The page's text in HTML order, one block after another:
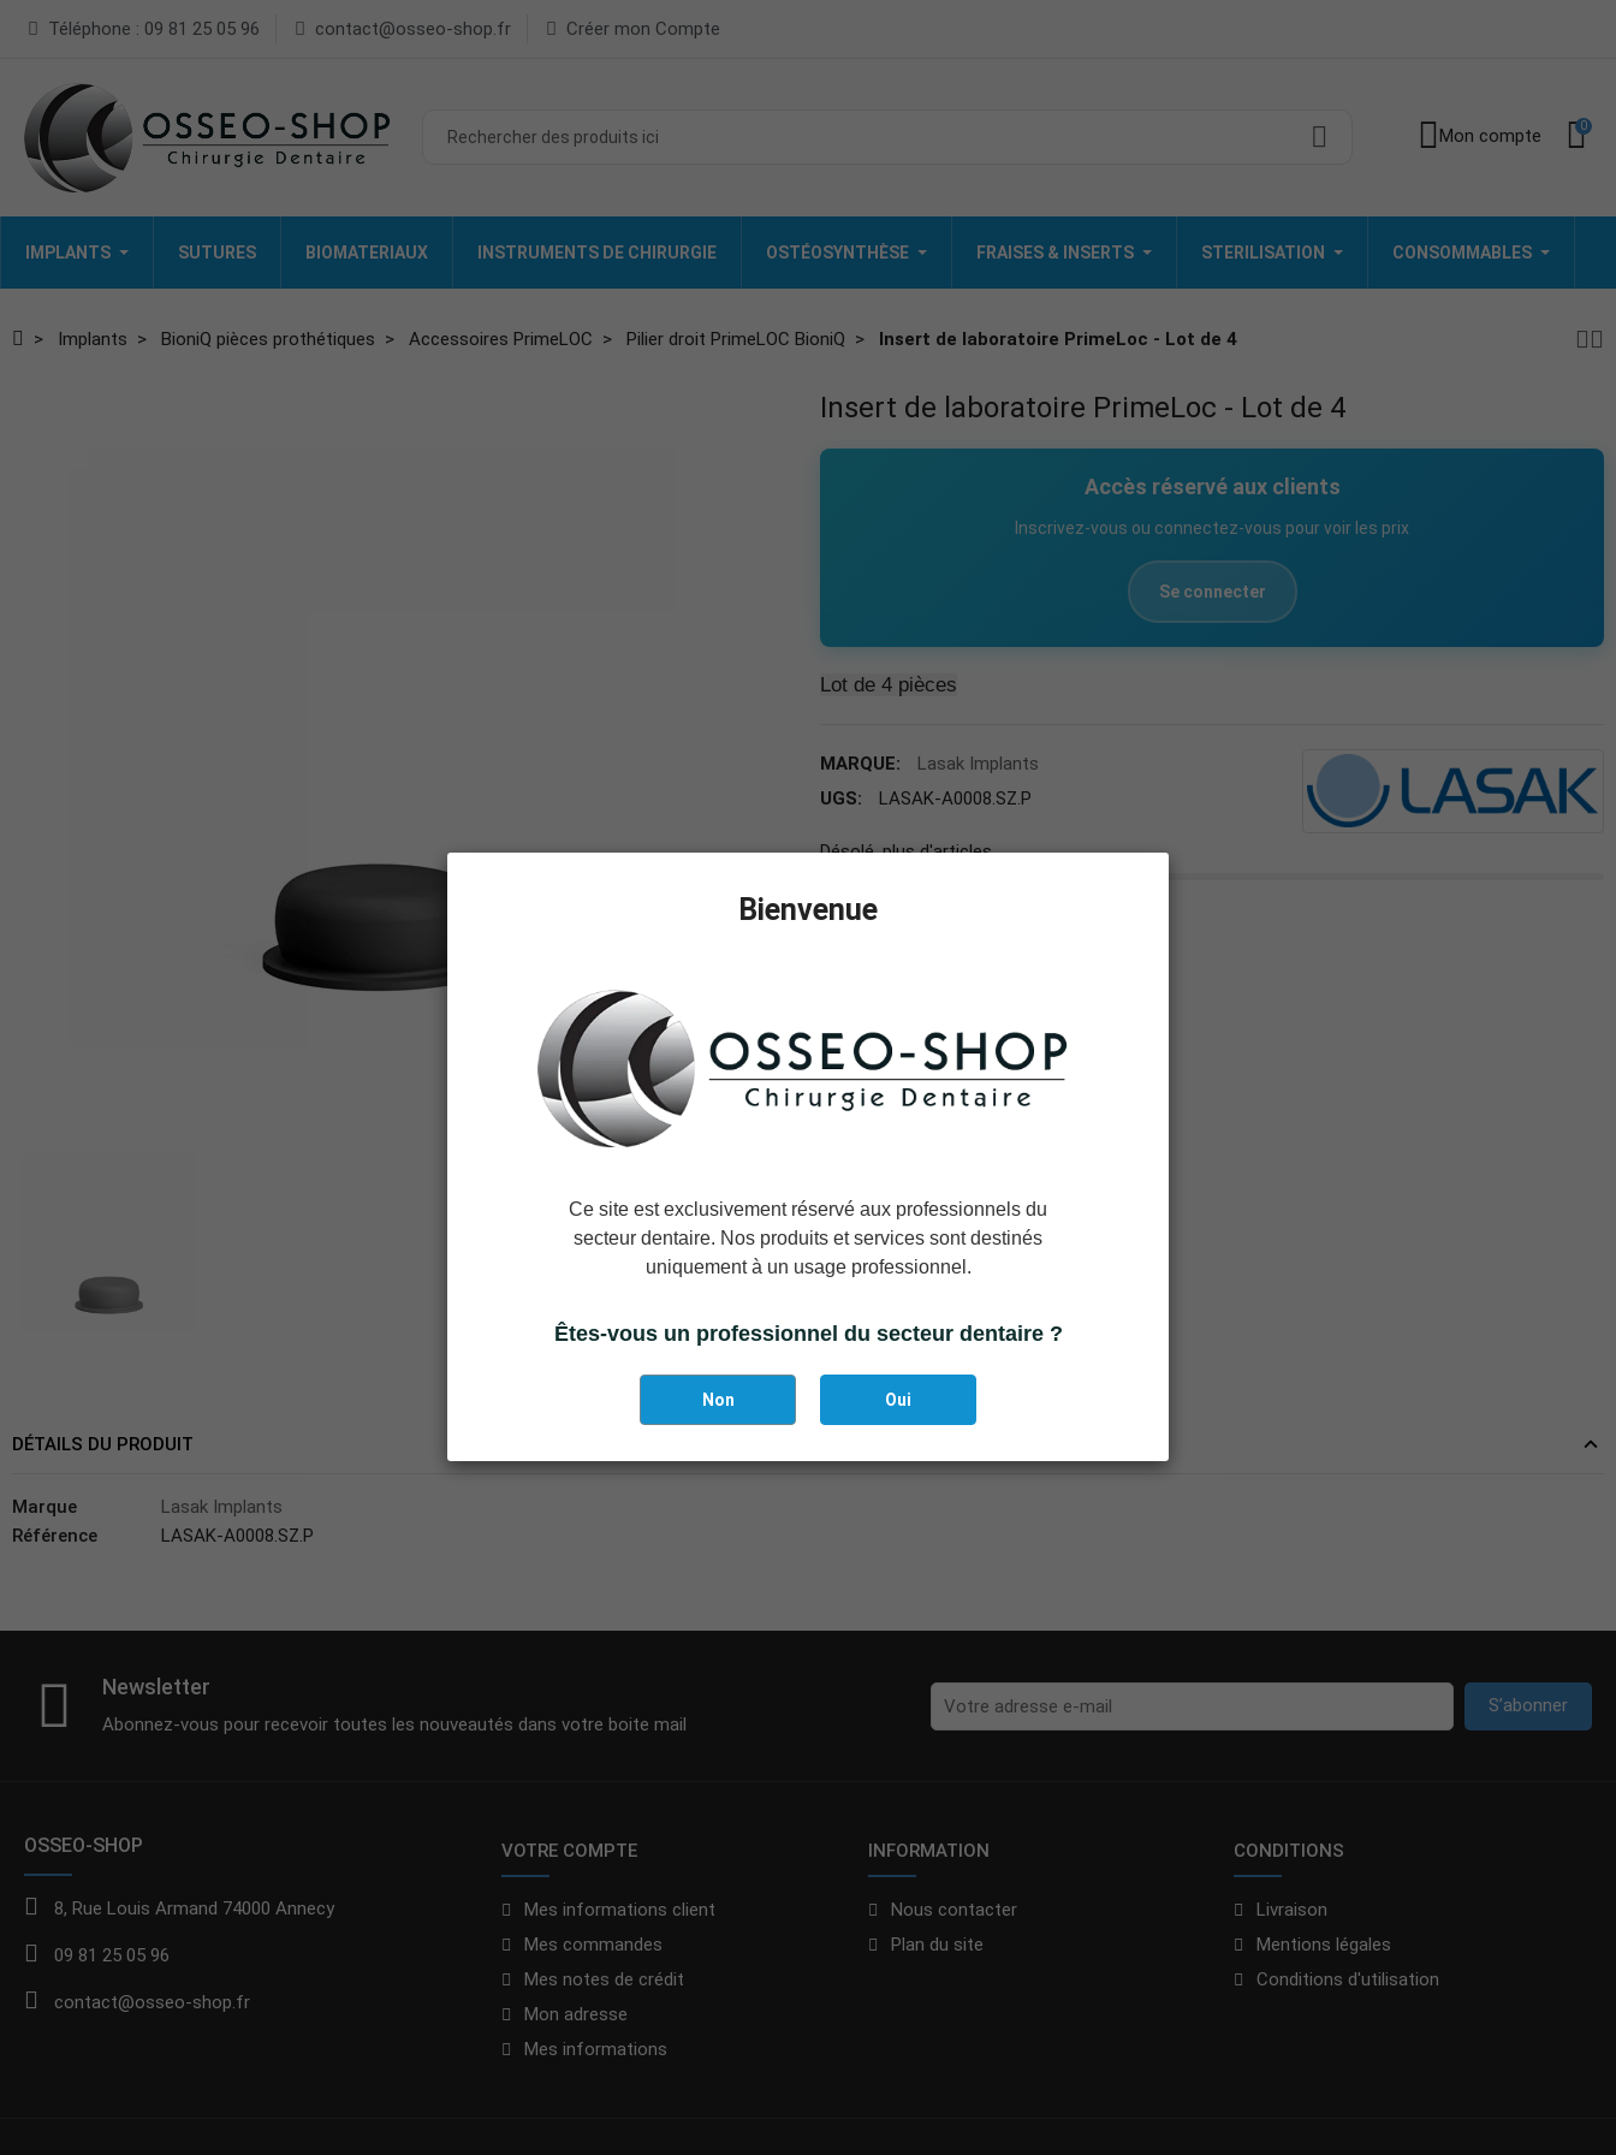
Téléphone : 09 81 25 05 96 contact@osseo-shop.fr Créer mon Compte
Mon compte 0
IMPLANTS SUTURES BIOMATERIAUX INSTRUMENTS DE CHIRURGIE OSTÉOSYNTHÈSE FRAISES & INSERTS STERILISATION CONSOMMABLES
Implants BioniQ pièces prothétiques Accessoires PrimeLOC Pilier droit PrimeLOC BioniQ Insert de laboratoire PrimeLoc - Lot de 4
Insert de laboratoire PrimeLoc - Lot de 4
Accès réservé aux clients
Inscrivez-vous ou connectez-vous pour voir les prix
Se connecter
Lot de 4 pièces
MARQUE:
Lasak Implants
UGS:
LASAK-A0008.SZ.P
Désolé, plus d'articles.
DÉTAILS DU PRODUIT
Marque
Lasak Implants
Référence
LASAK-A0008.SZ.P
Bienvenue
Ce site est exclusivement réservé aux professionnels du
secteur dentaire. Nos produits et services sont destinés
uniquement à un usage professionnel.
Êtes-vous un professionnel du secteur dentaire ?
Non Oui
Newsletter
Abonnez-vous pour recevoir toutes les nouveautés dans votre boite mail
S’abonner
OSSEO-SHOP
8, Rue Louis Armand 74000 Annecy
09 81 25 05 96
contact@osseo-shop.fr
VOTRE COMPTE
Mes informations client
Mes commandes
Mes notes de crédit
Mon adresse
Mes informations
INFORMATION
Nous contacter
Plan du site
CONDITIONS
Livraison
Mentions légales
Conditions d'utilisation